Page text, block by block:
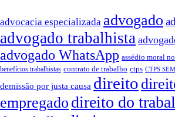
advocacia especializada advogado
advogado trabalhista
advogado WhatsApp assédio moral
benefícios trabalhistas contrato de trabalho ctps CTPS
demissão por justa causa direito
empregado direito do